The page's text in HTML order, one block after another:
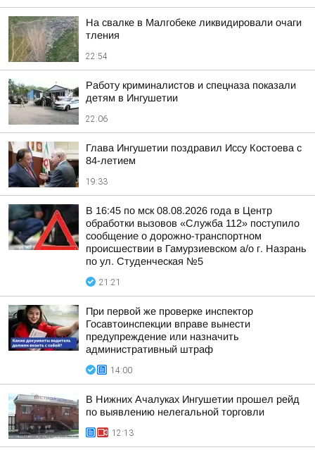
На свалке в Малгобеке ликвидировали очаги
тления
22:54
Работу криминалистов и спецназа показали
детям в Ингушетии
22:06
Глава Ингушетии поздравил Иссу Костоева с
84-летием
19:33
В 16:45 по мск 08.08.2026 года в Центр
обработки вызовов «Служба 112» поступило
сообщение о дорожно-транспортном
происшествии в Гамурзиевском а/о г. Назрань
по ул. Студенческая №5
21:21
При первой же проверке инспектор
Госавтоинспекции вправе вынести
предупреждение или назначить
административный штраф
14:00
В Нижних Ачалуках Ингушетии прошел рейд
по выявлению нелегальной торговли
12:13